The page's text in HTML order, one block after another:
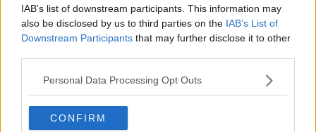
IAB’s list of downstream participants. This information may
also be disclosed by us to third parties on the IAB’s List of
Downstream Participants that may further disclose it to other
Personal Data Processing Opt Outs
CONFIRM
Confcommercio, "Il Comune dimentica due
eventi"
La "Notte Nera" porta tartufo e arte in strada
Notte prima degli esami tra musica e luci
Gli esami di maturità "addobbano" la passerella